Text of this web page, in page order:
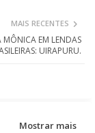
MAIS RECENTES
EM LENDAS
UIRAPURU.
Mostrar mais